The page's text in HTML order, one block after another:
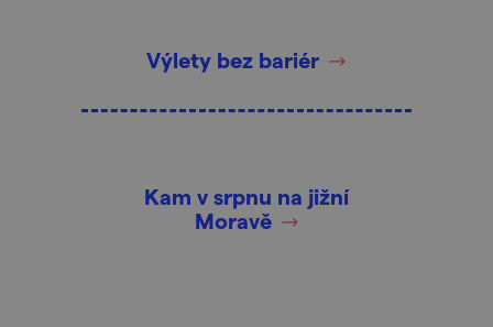
Výlety bez bariér
Kam v srpnu na jižní
Moravě